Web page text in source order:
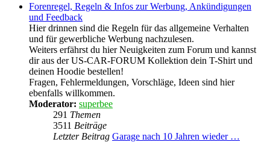
Forenregel, Regeln & Infos zur Werbung, Ankündigungen
und Feedback
Hier drinnen sind die Regeln für das allgemeine Verhalten
und für gewerbliche Werbung nachzulesen.
Weiters erfährst du hier Neuigkeiten zum Forum und kannst
dir aus der US-CAR-FORUM Kollektion dein T-Shirt und
deinen Hoodie bestellen!
Fragen, Fehlermeldungen, Vorschläge, Ideen sind hier
ebenfalls willkommen.
Moderator: superbee
291 Themen
3511 Beiträge
Letzter Beitrag Garage nach 10 Jahren wieder …